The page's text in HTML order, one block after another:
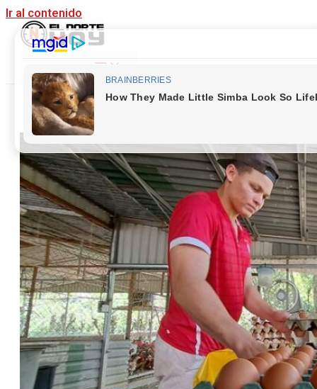
Ir al contenido
Main Menu